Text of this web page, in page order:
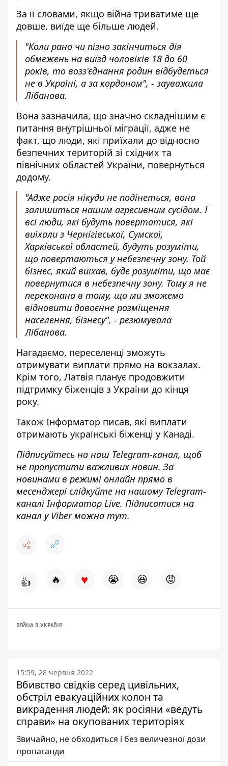
За її словами, якщо війна триватиме ще
довше, виїде ще більше людей.
"Коли рано чи пізно закінчиться дія
обмежень на виїзд чоловіків 18 до 60
років, то возз'єднання родин відбудеться
не в Україні, а за кордоном", - зауважила
Лібанова.
Вона зазначила, що значно складнішим є
питання внутрішньої міграції, адже не
факт, що люди, які приїхали до відносно
безпечних територій зі східних та
північних областей України, повернуться
додому.
"Адже росія нікуди не подінеться, вона
залишиться нашим агресивним сусідом. І
всі люди, які будуть повертатися, які
виїхали з Чернігівської, Сумскої,
Харківської областей, будуть розуміти,
що повертаються у небезпечну зону. Той
бізнес, який виїхав, буде розуміти, що має
повернутися в небезпечну зону. Тому я не
переконана в тому, що ми зможемо
відновити довоєнне розміщення
населення, бізнесу", - резюмувала
Лібанова.
Нагадаємо, переселенці зможуть
отримувати виплати прямо на вокзалах.
Крім того, Латвія планує продовжити
підтримку біженців з України до кінця
року.
Також Інформатор писав, які виплати
отримають українські біженці у Канаді.
Підписуйтесь на наш Telegram-канал, щоб
не пропустити важливих новин. За
новинами в режимі онлайн прямо в
месенджері слідкуйте на нашому Telegram-
каналіІнформатор Live. Підписатися на
канал у Viber можна тут.
👍 🔥 ♥ 😭 😆 😡
ВІЙНА В УКРАЇНІ
15:59, 28 червня 2022
Вбивство свідків серед цивільних,
обстріл евакуаційних колон та
викрадення людей: як росіяни «ведуть
справи» на окупованих територіях
Звичайно, не обходиться і без величезної дози
пропаганди